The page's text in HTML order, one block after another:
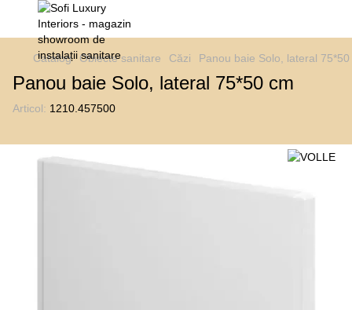
Catalog Obiecte sanitare Căzi Panou baie Solo, lateral 75*50
Panou baie Solo, lateral 75*50 cm
Articol: 1210.457500